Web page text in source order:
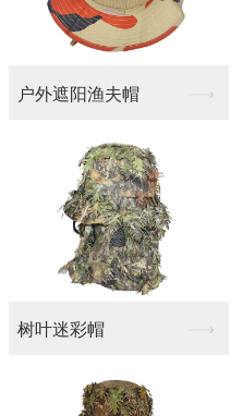
休闲帽
休闲帽定制